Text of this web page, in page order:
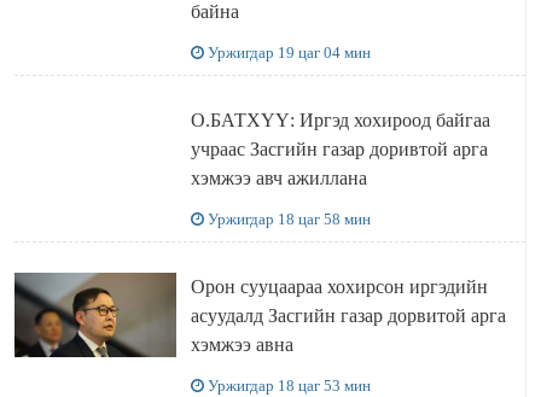
байна
Уржигдар 19 цаг 04 мин
О.БАТХҮҮ: Иргэд хохироод байгаа
учраас Засгийн газар доривтой арга
хэмжээ авч ажиллана
Уржигдар 18 цаг 58 мин
Орон сууцаараа хохирсон иргэдийн
асуудалд Засгийн газар дорвитой арга
хэмжээ авна
Уржигдар 18 цаг 53 мин